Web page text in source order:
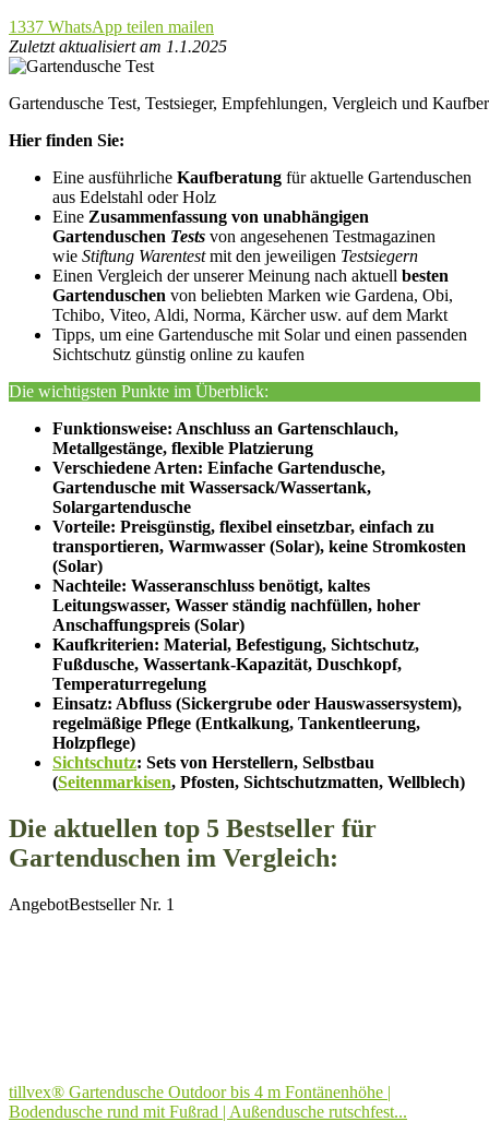
1337 WhatsApp teilen mailen
Zuletzt aktualisiert am 1.1.2025
Gartendusche Test, Testsieger, Empfehlungen, Vergleich und
Hier finden Sie:
Eine ausführliche Kaufberatung für aktuelle Gartenduschen
aus Edelstahl oder Holz
Eine Zusammenfassung von unabhängigen
Gartenduschen Tests von angesehenen Testmagazinen
wie Stiftung Warentestmit den jeweiligen Testsiegern
Einen Vergleich der unserer Meinung nach aktuell besten
Gartenduschen von beliebten Marken wie Gardena, Obi,
Tchibo, Viteo, Aldi, Norma, Kärcher usw. auf dem Markt
Tipps, um eine Gartendusche mit Solar und einen passenden
Sichtschutz günstig online zu kaufen
Die wichtigsten Punkte im Überblick:
Funktionsweise: Anschluss an Gartenschlauch,
Metallgestänge, flexible Platzierung
Verschiedene Arten: Einfache Gartendusche,
Gartendusche mit Wassersack/Wassertank,
Solargartendusche
Vorteile: Preisgünstig, flexibel einsetzbar, einfach zu
transportieren, Warmwasser (Solar), keine Stromkosten
(Solar)
Nachteile: Wasseranschluss benötigt, kaltes
Leitungswasser, Wasser ständig nachfüllen, hoher
Anschaffungspreis (Solar)
Kaufkriterien: Material, Befestigung, Sichtschutz,
Fußdusche, Wassertank-Kapazität, Duschkopf,
Temperaturregelung
Einsatz: Abfluss (Sickergrube oder Hauswassersystem),
regelmäßige Pflege (Entkalkung, Tankentleerung,
Holzpflege)
Sichtschutz: Sets von Herstellern, Selbstbau
(Seitenmarkisen, Pfosten, Sichtschutzmatten, Wellblech)
Die aktuellen top 5 Bestseller für
Gartenduschen im Vergleich:
AngebotBestseller Nr. 1
tillvex® Gartendusche Outdoor bis 4 m Fontänenhöhe |
Bodendusche rund mit Fußrad | Außendusche rutschfest...